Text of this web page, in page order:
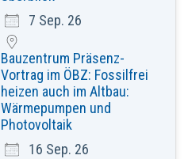
7 Sep. 26
Bauzentrum Präsenz-
Vortrag im ÖBZ: Fossilfrei
heizen auch im Altbau:
Wärmepumpen und
Photovoltaik
16 Sep. 26